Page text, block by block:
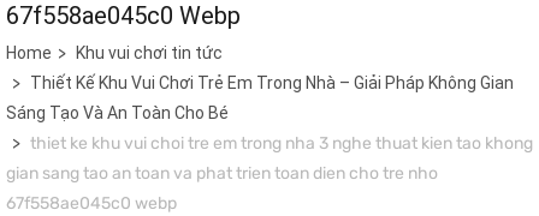
67f558ae045c0 Webp
Home
Khu vui chơi tin tức
Thiết Kế Khu Vui Chơi Trẻ Em Trong Nhà – Giải Pháp Không Gian
Sáng Tạo Và An Toàn Cho Bé
thiet ke khu vui choi tre em trong nha 3 nghe thuat kien tao khong
gian sang tao an toan va phat trien toan dien cho tre nho
67f558ae045c0 webp